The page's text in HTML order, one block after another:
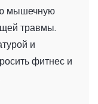
мышечную
травмы.
и
фитнес и